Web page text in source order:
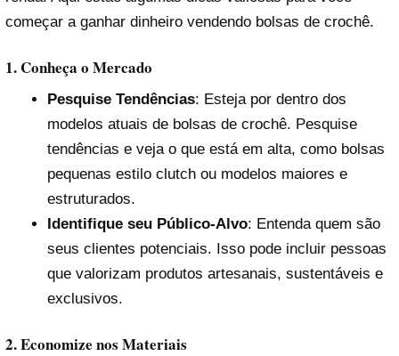
começar a ganhar dinheiro vendendo bolsas de crochê.
1. Conheça o Mercado
Pesquise Tendências: Esteja por dentro dos
modelos atuais de bolsas de crochê. Pesquise
tendências e veja o que está em alta, como bolsas
pequenas estilo clutch ou modelos maiores e
estruturados.
Identifique seu Público-Alvo: Entenda quem são
seus clientes potenciais. Isso pode incluir pessoas
que valorizam produtos artesanais, sustentáveis e
exclusivos.
2. Economize nos Materiais